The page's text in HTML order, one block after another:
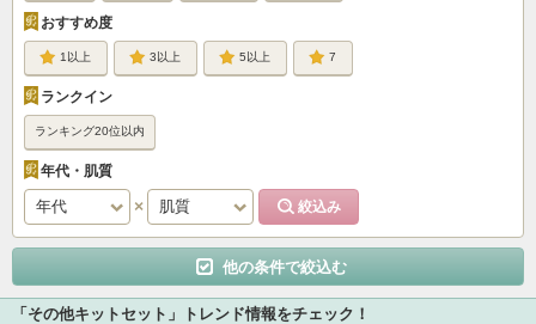
おすすめ度
1 3 5 7
ランクイン
ランキング20位以内
年代・肌質
他の条件で絞込む
「その他キットセット」トレンド情報をチェック！